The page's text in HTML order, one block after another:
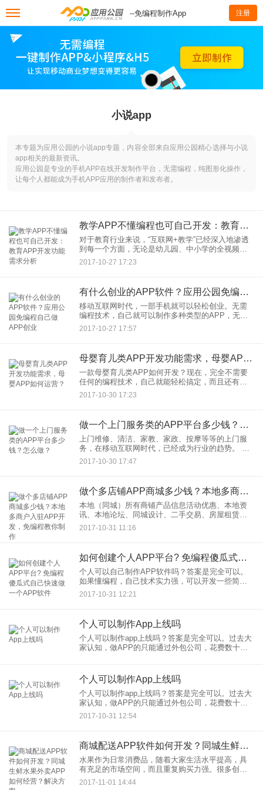
--免编程制作App 注册
小说app
本专题为应用公园的小说app专题，内容全部来自应用公园精心选择与小说
app相关的最新资讯。
应用公园是专业的手机APP在线开发制作平台，无需编程，纯图形化操作，
让每个人都能成为手机APP应用的制作者和发布者。
教学APP不懂编程也可自己开发：教育APP开发功能需求分析
对于教育行业来说，“互联网+教学”已经深入地渗透
到每一个方面，无论是幼儿园、中小学的全视频录
像、线上课堂，还是第三方的培训教育机构。以手
机APP为代表的新一代互联网教学方式已经成为趋
2017-10-27 17:23
有什么创业的APP软件？应用公园免编程自己做APP创业
移动互联网时代，一部手机就可以轻松创业。无需
编程技术，自己就可以制作多种类型的APP，无论
是自营电商、招商入驻的商城、同城服务本地生
活、付费阅览类的、社交圈层互动的，都可以实
2017-10-27 17:57
母婴育儿类APP开发功能需求，母婴APP如何运营？
一款母婴育儿类APP如何开发？现在，完全不需要
任何的编程技术，自己就能轻松搞定，而且还有成
熟的整套原生APP模板，可以直接使用一键生成
APP。终成本，相对于传统的外包方式还能节约
2017-10-30 17:23
做一个上门服务类的APP平台多少钱？怎么做？
上门维修、清洁、家教、家政、按摩等等的上门服
务，在移动互联网时代，已经成为行业的趋势。 以
上门维修为例：用户通过手机，就可以通过距离、
价格等查询筛选周边的上门维修师傅、门店等，通
2017-10-30 17:47
做个多店铺APP商城多少钱？本地多商户入驻APP开发，免编程教你制作
本地（同城）所有商铺产品信息活动优惠、本地资
讯、本地论坛、同城设计、二手交易、房屋租赁、
求职招聘、便民电话、本地电商、O2O商城等等，
一个手机APP，坐拥全城的生意圈、资讯圈、人脉
2017-10-31 11:16
如何创建个人APP平台? 免编程傻瓜式自己快速做一个APP软件
个人可以自己制作APP软件吗？答案是完全可以。
如果懂编程，自己技术实力强，可以开发一些简单
的，但是复杂点的还是需要团队配合完成。一个人
根本忙不过来，花费的时间也比较多。对于懂编程
2017-10-31 12:21
个人可以制作App上线吗
个人可以制作app上线吗？答案是完全可以。过去大
家认知，做APP的只能通过外包公司，花费数十万
APP了。以应用公园
个人可以制作App上线吗
个人可以制作app上线吗？答案是完全可以。过去大
家认知，做APP的只能通过外包公司，花费数十万
数月时间去研发。但随着移动互联网的底层开发技
术的发展，不需任何编程，就可以自己制作手机
2017-10-31 12:54
商城配送APP软件如何开发？同城生鲜水果外卖APP如何经营？解决方案
水果作为日常消费品，随着大家生活水平提高，具
有充足的市场空间，而且重复购买力强。很多创业
者把水果外卖生意作为创业的选择。随着移动互联
网的发展，很多线下的水果实体店也决定走线上路
2017-11-01 14:44